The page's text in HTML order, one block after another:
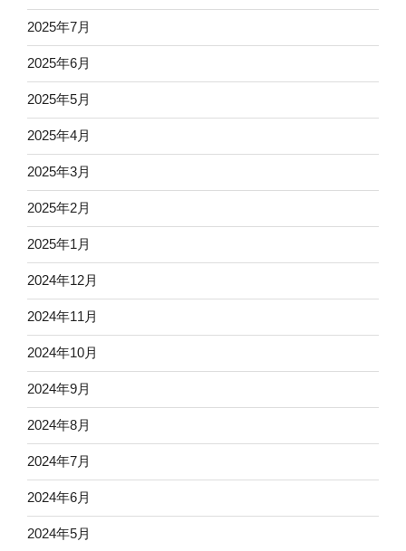
2025年7月
2025年6月
2025年5月
2025年4月
2025年3月
2025年2月
2025年1月
2024年12月
2024年11月
2024年10月
2024年9月
2024年8月
2024年7月
2024年6月
2024年5月